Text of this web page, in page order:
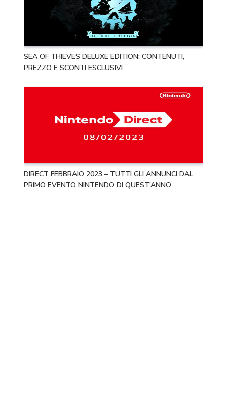
SEA OF THIEVES DELUXE EDITION: CONTENUTI,
PREZZO E SCONTI ESCLUSIVI
DIRECT FEBBRAIO 2023 – TUTTI GLI ANNUNCI DAL
PRIMO EVENTO NINTENDO DI QUEST’ANNO